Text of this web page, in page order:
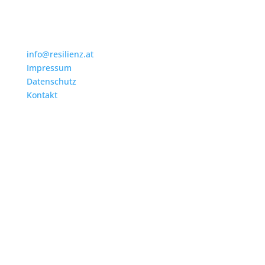
info@resilienz.at
Impressum
Datenschutz
Kontakt